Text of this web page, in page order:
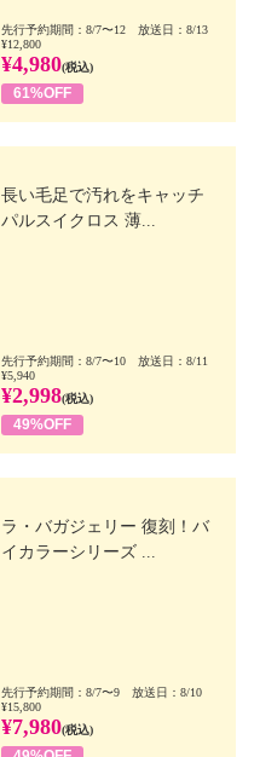
先行予約期間：8/7〜12 放送日：8/13
¥12,800
¥4,980(税込)
61%OFF
長い毛足で汚れをキャッチ
パルスイクロス 薄...
先行予約期間：8/7〜10 放送日：8/11
¥5,940
¥2,998(税込)
49%OFF
ラ・バガジェリー 復刻！バ
イカラーシリーズ ...
先行予約期間：8/7〜9 放送日：8/10
¥15,800
¥7,980(税込)